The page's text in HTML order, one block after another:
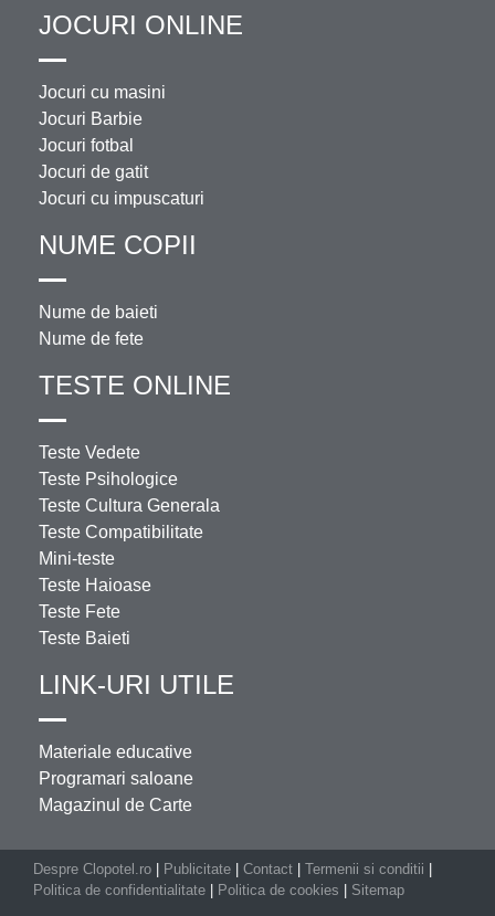
JOCURI ONLINE
Jocuri cu masini
Jocuri Barbie
Jocuri fotbal
Jocuri de gatit
Jocuri cu impuscaturi
NUME COPII
Nume de baieti
Nume de fete
TESTE ONLINE
Teste Vedete
Teste Psihologice
Teste Cultura Generala
Teste Compatibilitate
Mini-teste
Teste Haioase
Teste Fete
Teste Baieti
LINK-URI UTILE
Materiale educative
Programari saloane
Magazinul de Carte
Despre Clopotel.ro Publicitate Contact Termenii si conditii
Politica de confidentialitate
Politica de cookies Sitemap